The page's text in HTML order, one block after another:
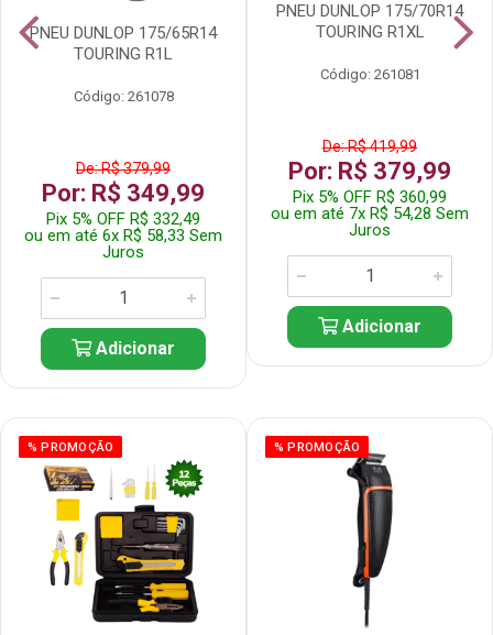
PNEU DUNLOP 175/65R14
TOURING R1L
Código: 261078
De: R$ 379,99
Por: R$ 349,99
Pix 5% OFF R$ 332,49
ou em até 6x R$ 58,33 Sem
Juros
Adicionar
PNEU DUNLOP 175/70R14
TOURING R1XL
Código: 261081
De: R$ 419,99
Por: R$ 379,99
Pix 5% OFF R$ 360,99
ou em até 7x R$ 54,28 Sem
Juros
Adicionar
% PROMOÇÃO % PROMOÇÃO